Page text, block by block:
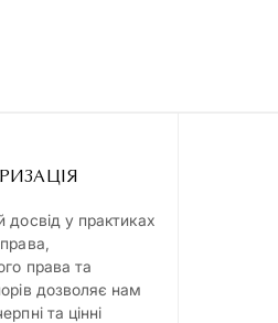
досвід у практиках
права та
дозволяє нам
та цінні